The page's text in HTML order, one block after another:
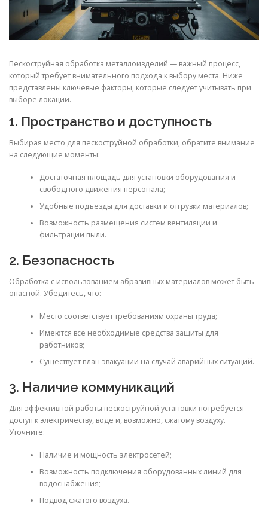
Пескоструйная обработка металлоизделий — важный процесс,
который требует внимательного подхода к выбору места. Ниже
представлены ключевые факторы, которые следует учитывать при
выборе локации.
1. Пространство и доступность
Выбирая место для пескоструйной обработки, обратите внимание
на следующие моменты:
Достаточная площадь для установки оборудования и
свободного движения персонала;
Удобные подъезды для доставки и отгрузки материалов;
Возможность размещения систем вентиляции и
фильтрации пыли.
2. Безопасность
Обработка с использованием абразивных материалов может быть
опасной. Убедитесь, что:
Место соответствует требованиям охраны труда;
Имеются все необходимые средства защиты для
работников;
Существует план эвакуации на случай аварийных ситуаций.
3. Наличие коммуникаций
Для эффективной работы пескоструйной установки потребуется
доступ к электричеству, воде и, возможно, сжатому воздуху.
Уточните:
Наличие и мощность электросетей;
Возможность подключения оборудованных линий для
водоснабжения;
Подвод сжатого воздуха.